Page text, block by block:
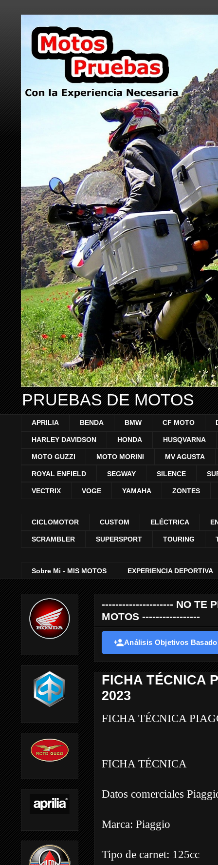
PRUEBAS DE MOTOS
APRILIA BENDA BMW CF MOTO
HARLEY DAVIDSON HONDA HUSQVARNA
MOTO GUZZI MOTO MORINI MV AGUSTA
ROYAL ENFIELD SEGWAY SILENCE
VECTRIX VOGE YAMAHA ZONTES
CICLOMOTOR CUSTOM ELÉCTRICA
SCRAMBLER SUPERSPORT TOURING
Sobre Mi - MIS MOTOS EXPERIENCIA DEPORTIVA
--------------------- NO TE
MOTOS -----------------
Análisis Objetivos
FICHA TÉCNICA
2023
FICHA TÉCNICA
FICHA TÉCNICA
Datos comerciales
Marca: Piaggio
Tipo de carnet: 125cc